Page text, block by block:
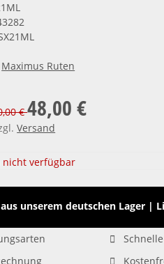
Maximus Ruten
€48,00 €
Versand
nicht verfügbar
unserem deutschen Lager |